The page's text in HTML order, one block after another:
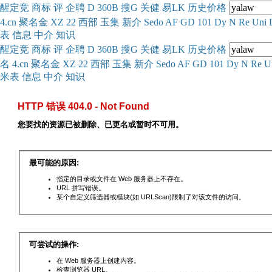
醒定竞 商标 评 企聘 D 360B 搜G 关健 易LK 历史价格
4.cn 聚名金 XZ 22 西部 玉集 新介 Sedo AF GD 101 Dy N Re Uni
表 信息 中介 知识